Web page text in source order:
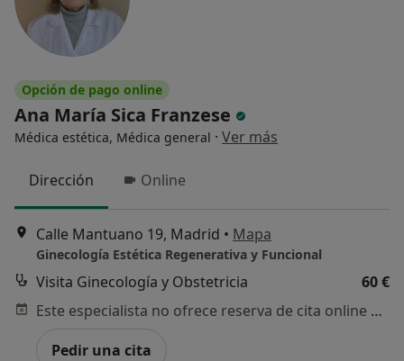
Opción de pago online
Ana María Sica Franzese
Médica estética, Médica general · Ver más
Dirección Online
Calle Mantuano 19, Madrid • Mapa
Ginecología Estética Regenerativa y Funcional
Visita Ginecología y Obstetricia
60 €
Este especialista no ofrece reserva de cita online en esta dirección.
Pedir una cita